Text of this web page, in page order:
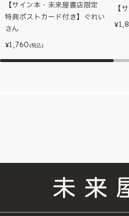
【サイン本・未来屋書店限定
特典ポストカード付き】ぐれい
さん
¥1,760 (税込)
【
¥